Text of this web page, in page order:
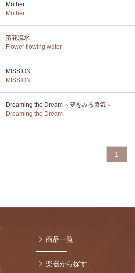
Mother
Mother
落花流水
Flower flowing water
MISSION
MISSION
Dreaming the Dream ～夢をみる勇気～
Dreaming the Dream
1
商品一覧
楽器から探す